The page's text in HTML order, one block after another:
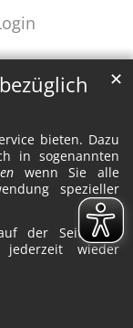
bieten. Dazu
in sogenannten
wenn Sie alle
spezieller
der Seite mit
wieder
✕